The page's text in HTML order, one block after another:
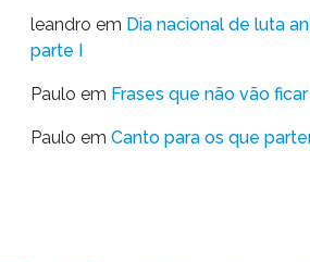
leandro em Dia nacional de luta
parte I
Paulo em Frases que não vão
Paulo em Canto para os que